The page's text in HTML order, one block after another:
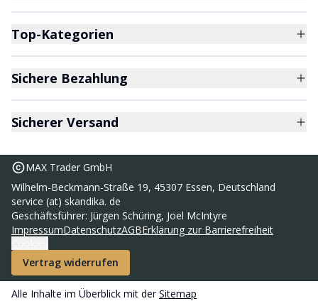
Top-Kategorien
Sichere Bezahlung
Sicherer Versand
MAX Trader GmbH
Wilhelm-Beckmann-Straße 19, 45307 Essen, Deutschland
service (at) skandika. de
Geschäftsführer: Jürgen Schüring, Joel McIntyre
ImpressumDatenschutzAGBErklärung zur Barrierefreiheit
Vertrag widerrufen
Alle Inhalte im Überblick mit derSitemap